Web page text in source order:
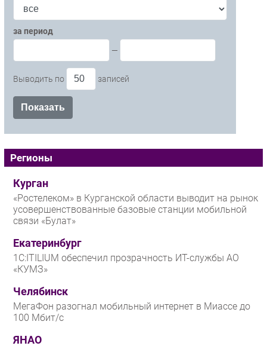
за период
—
Выводить по записей
Регионы
Курган
«Ростелеком» в Курганской области выводит на рынок
усовершенствованные базовые станции мобильной
связи «Булат»
Екатеринбург
1С:ITILIUM обеспечил прозрачность ИТ-службы АО
«КУМЗ»
Челябинск
МегаФон разогнал мобильный интернет в Миассе до
100 Мбит/с
ЯНАО